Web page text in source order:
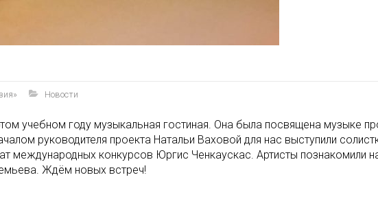
Новости
учебном году музыкальная гостиная. Она была посвящена музыке
руководителя проекта Натальи Ваховой для нас выступили
международных конкурсов Юргис Ченкаускас. Артисты познакомили
Ждём новых встреч!